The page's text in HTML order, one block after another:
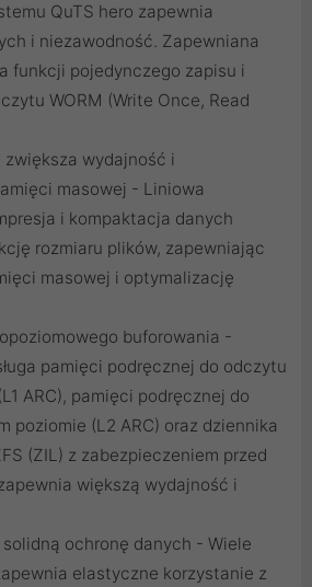
QuTS hero zapewnia
i niezawodność. Zapewniana
funkcji pojedynczego zapisu i
WORM (Write Once, Read
wydajność i
masowej - Liniowa
i kompaktacja danych
rozmiaru plików, zapewniając
masowej i optymalizację
buforowania -
pamięci podręcznej do odczytu
ARC), pamięci podręcznej do
poziomie (L2 ARC) oraz dziennika
(ZIL) z zabezpieczeniem przed
większą wydajność i
solidną ochronę danych - Wiele
elastyczne korzystanie z